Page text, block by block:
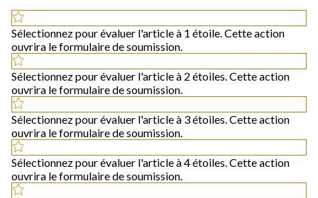
Sélectionnez pour évaluer l'article à 1 étoile. Cette action
ouvrira le formulaire de soumission.
Sélectionnez pour évaluer l'article à 2 étoiles. Cette action
ouvrira le formulaire de soumission.
Sélectionnez pour évaluer l'article à 3 étoiles. Cette action
ouvrira le formulaire de soumission.
Sélectionnez pour évaluer l'article à 4 étoiles. Cette action
ouvrira le formulaire de soumission.